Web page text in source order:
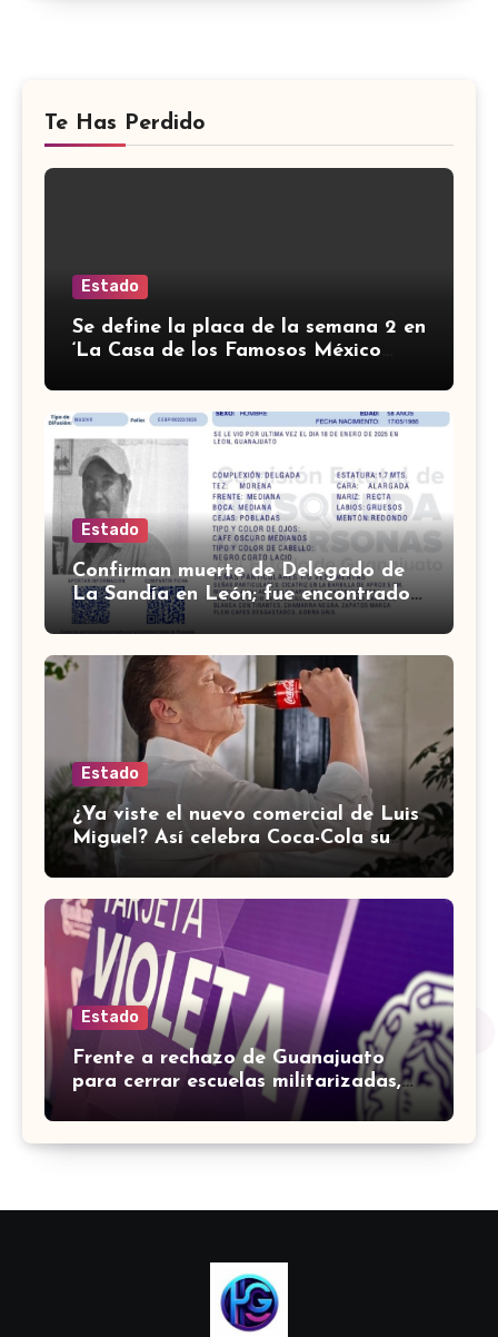
Te Has Perdido
Estado
Se define la placa de la semana 2 en
‘La Casa de los Famosos México
Estado
Confirman muerte de Delegado de
La Sandía en León; fue encontrado
sin vida en marzo
Estado
¿Ya viste el nuevo comercial de Luis
Miguel? Así celebra Coca-Cola su
historia con México
Estado
Frente a rechazo de Guanajuato
para cerrar escuelas militarizadas,
SEP accede a regularización